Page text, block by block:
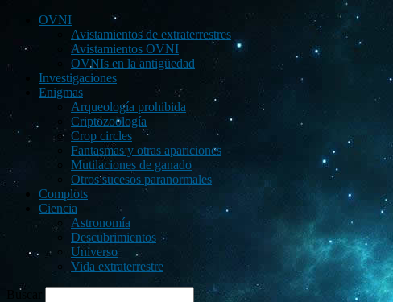
OVNI
Avistamientos de extraterrestres
Avistamientos OVNI
OVNIs en la antigüedad
Investigaciones
Enigmas
Arqueología prohibida
Criptozoología
Crop circles
Fantasmas y otras apariciones
Mutilaciones de ganado
Otros sucesos paranormales
Complots
Ciencia
Astronomía
Descubrimientos
Universo
Vida extraterrestre
Buscar